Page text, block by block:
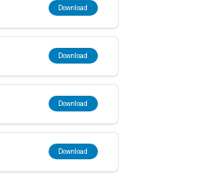
Download
Download
Download
Download